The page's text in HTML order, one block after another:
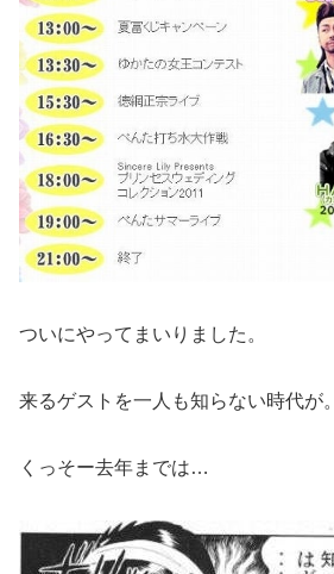
ついにやってまいりました。
来るゲストを一人も知らない時代が。
くっそー去年までは…